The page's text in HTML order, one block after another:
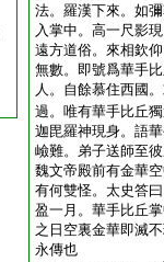
法。羅漢下來。如
入掌中。高一尺影
遠方道俗。來相欽
無數。即號爲華手
人。自餘慕住西國
過。唯有華手比丘
迦毘羅神現身。語
嶮難。弟子送師至
魏文帝殿前有金華
有何雙怪。太史答
盈一月。華手比丘
之日空裏金華即滅
永傳也